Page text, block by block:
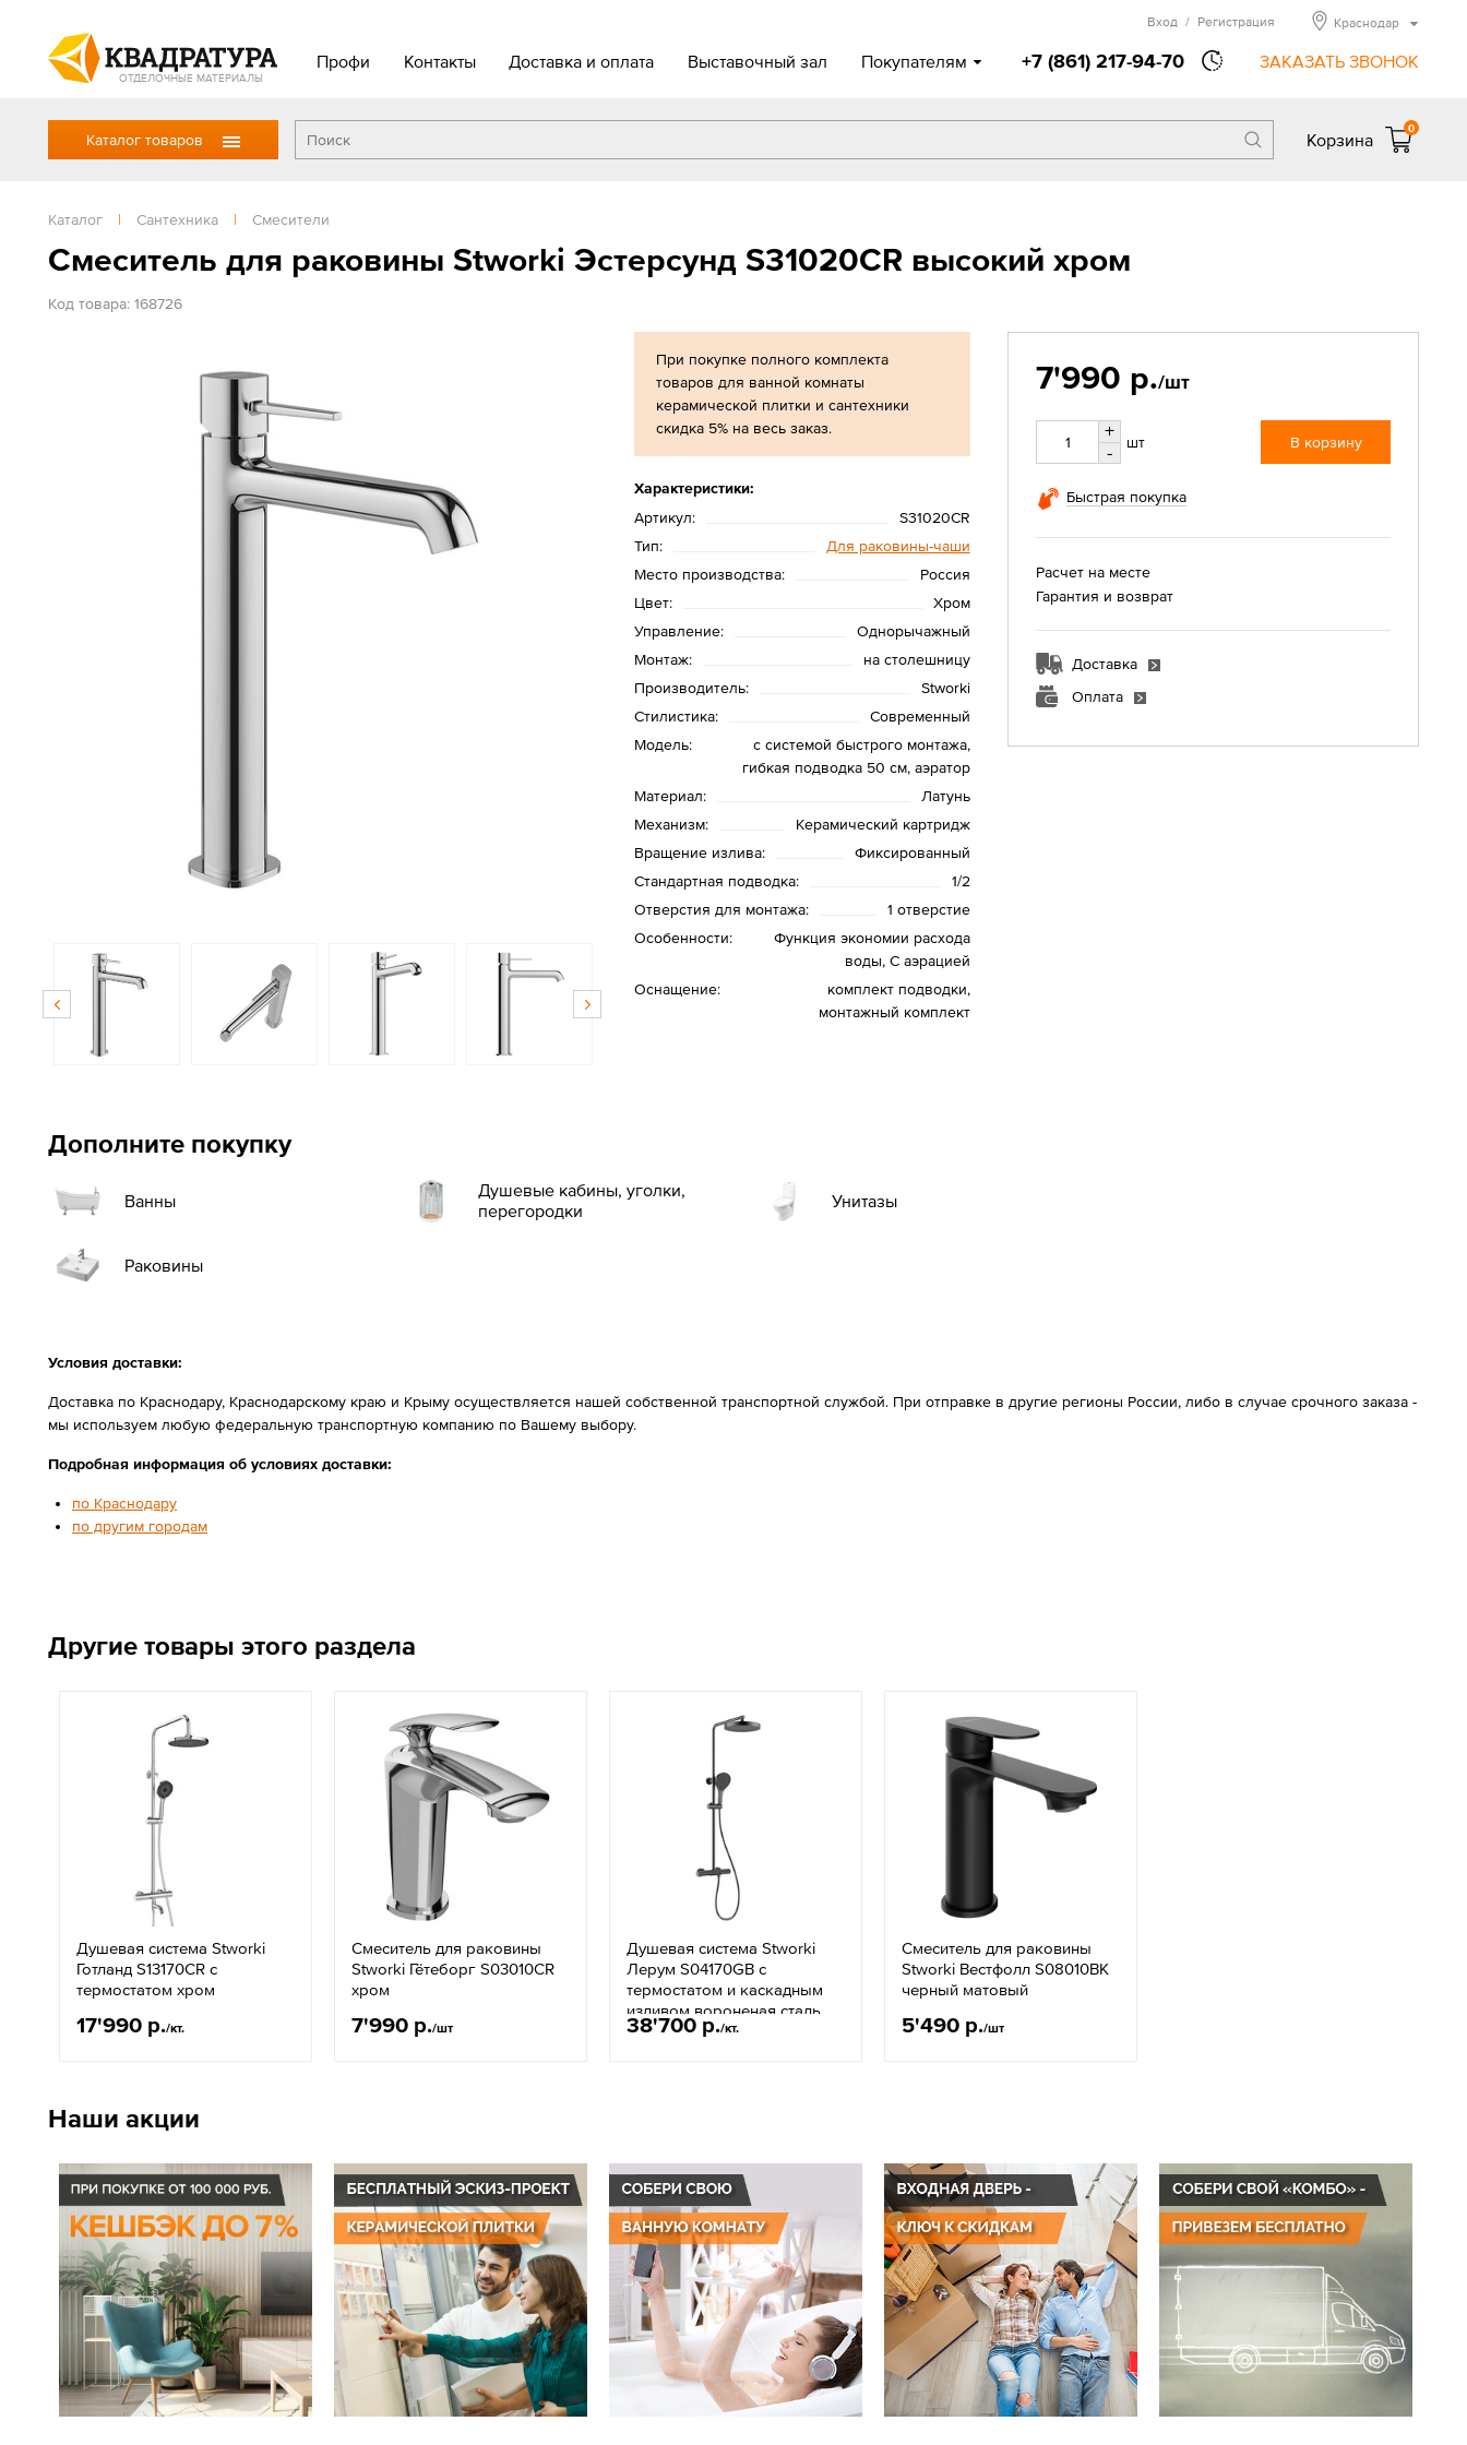
ОТДЕЛОЧНЫЕ МАТЕРИАЛЫ
Профи Контакты Доставка и оплата Выставочный зал Покупателям +7 (861) 217-94-70 ЗАКАЗАТЬ ЗВОНОК
Вход / Регистрация Краснодар
Каталог товаров Корзина
0
Каталог | Сантехника | Смесители
Смеситель для раковины Stworki Эстерсунд S31020CR высокий хром
Код товара: 168726
При покупке полного комплекта
товаров для ванной комнаты
керамической плитки и сантехники
скидка 5% на весь заказ.
Характеристики:
Артикул:
S31020CR
Тип:
Для раковины-чаши
Место производства:
Россия
Цвет:
Хром
Управление:
Однорычажный
Монтаж:
на столешницу
Производитель:
Stworki
Стилистика:
Современный
Модель:
с системой быстрого монтажа,
гибкая подводка 50 см, аэратор
Материал:
Латунь
Механизм:
Керамический картридж
Вращение излива:
Фиксированный
Стандартная подводка:
1/2
Отверстия для монтажа:
1 отверстие
Особенности:
Функция экономии расхода
воды, С аэрацией
Оснащение:
комплект подводки,
монтажный комплект
7'990 р./шт
+
-
шт В корзину
Быстрая покупка
Расчет на месте
Гарантия и возврат
Доставка
Оплата
Дополните покупку
Ванны
Душевые кабины, уголки,
перегородки
Унитазы
Раковины
Условия доставки:
Доставка по Краснодару, Краснодарскому краю и Крыму осуществляется нашей собственной транспортной службой. При отправке в другие регионы России, либо в случае срочного заказа -
мы используем любую федеральную транспортную компанию по Вашему выбору.
Подробная информация об условиях доставки:
по Краснодару
по другим городам
Другие товары этого раздела
Душевая система Stworki
Готланд S13170CR с
термостатом хром
17'990 р./кт.
Смеситель для раковины
Stworki Гётеборг S03010CR
хром
7'990 р./шт
Душевая система Stworki
Лерум S04170GB с
термостатом и каскадным
изливом вороненая сталь
38'700 р./кт.
Смеситель для раковины
Stworki Вестфолл S08010BK
черный матовый
5'490 р./шт
Наши акции